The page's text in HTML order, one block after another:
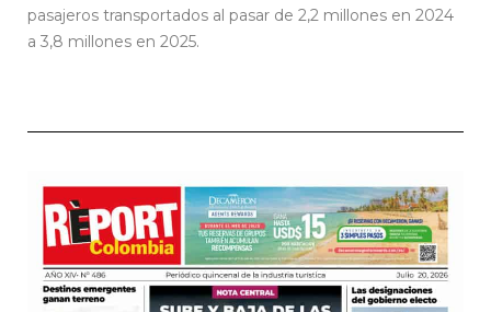
pasajeros transportados al pasar de 2,2 millones en 2024
a 3,8 millones en 2025.